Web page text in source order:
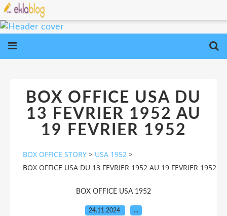
BOX OFFICE USA DU
13 FEVRIER 1952 AU
19 FEVRIER 1952
BOX OFFICE STORY > USA 1952 >
BOX OFFICE USA DU 13 FEVRIER 1952 AU 19 FEVRIER 1952
BOX OFFICE USA 1952
24.11.2024 …